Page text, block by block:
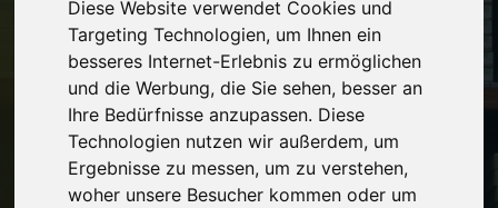
Diese Website verwendet Cookies und
Targeting Technologien, um Ihnen ein
besseres Internet-Erlebnis zu ermöglichen
und die Werbung, die Sie sehen, besser an
Ihre Bedürfnisse anzupassen. Diese
Technologien nutzen wir außerdem, um
Ergebnisse zu messen, um zu verstehen,
woher unsere Besucher kommen oder um
Management?
Vereinbaren Sie einenRückruf